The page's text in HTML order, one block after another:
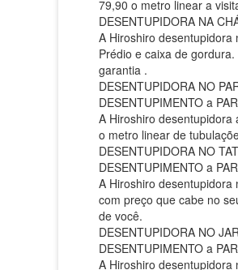
79,90 o metro linear a
DESENTUPIDORA NA
A Hiroshiro desentupidora
Prédio e caixa de
garantia .
DESENTUPIDORA NO
DESENTUPIMENTO a
A Hiroshiro desentupidora
o metro linear de
DESENTUPIDORA NO
DESENTUPIMENTO a
A Hiroshiro
com preço que cabe no
de você.
DESENTUPIDORA NO
DESENTUPIMENTO a
A Hiroshiro desentupidora